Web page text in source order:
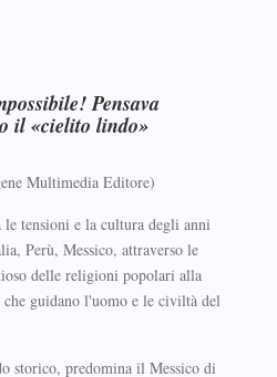
Pensava
il «cielito lindo»
Multimedia Editore)
tensioni e la cultura degli anni
Perù, Messico, attraverso le
delle religioni popolari alla
che guidano l'uomo e le civiltà del
storico, predomina il Messico di